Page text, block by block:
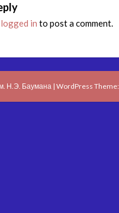
logged in to post a comment.
Н.Э. Баумана | WordPress Theme: